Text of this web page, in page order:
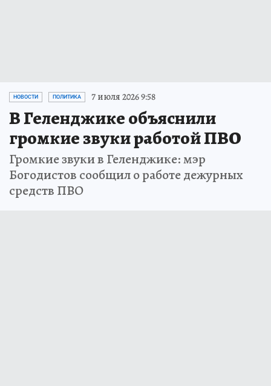
НОВОСТИ ПОЛИТИКА 7 июля 2026 9:58
В Геленджике объяснили
громкие звуки работой ПВО
Громкие звуки в Геленджике: мэр
Богодистов сообщил о работе дежурных
средств ПВО